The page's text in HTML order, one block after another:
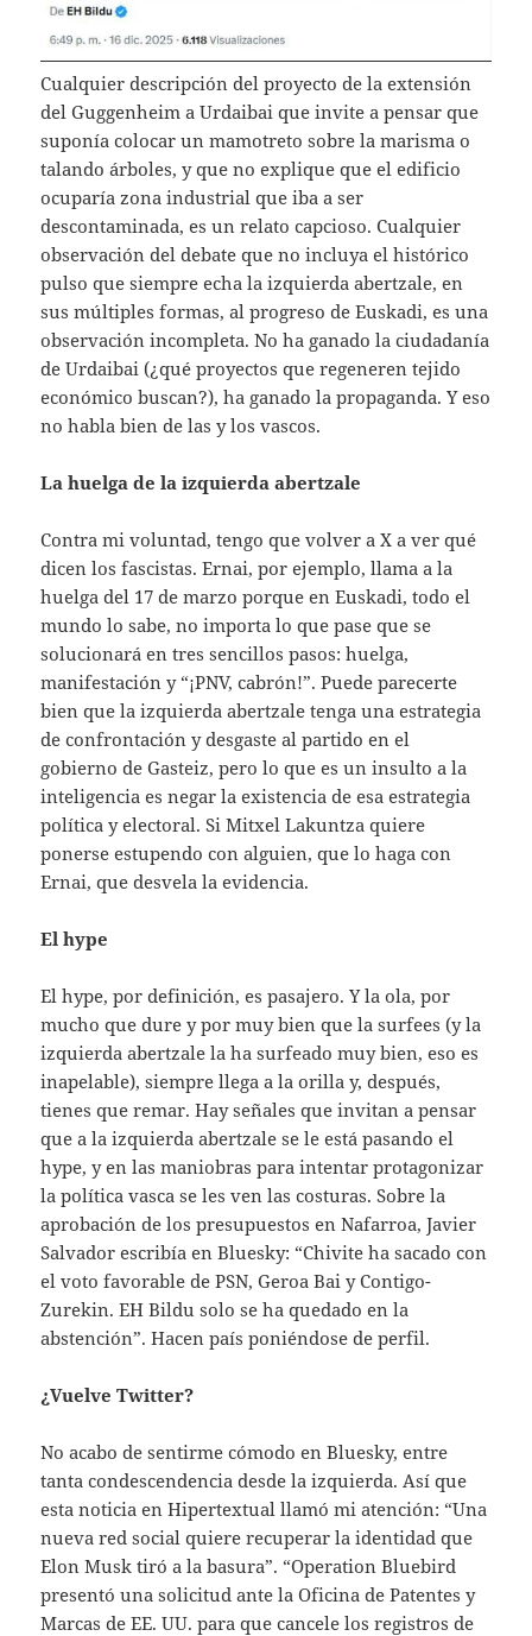
Cualquier descripción del proyecto de la extensión
del Guggenheim a Urdaibai que invite a pensar que
suponía colocar un mamotreto sobre la marisma o
talando árboles, y que no explique que el edificio
ocuparía zona industrial que iba a ser
descontaminada, es un relato capcioso. Cualquier
observación del debate que no incluya el histórico
pulso que siempre echa la izquierda abertzale, en
sus múltiples formas, al progreso de Euskadi, es una
observación incompleta. No ha ganado la ciudadanía
de Urdaibai (¿qué proyectos que regeneren tejido
económico buscan?), ha ganado la propaganda. Y eso
no habla bien de las y los vascos.
La huelga de la izquierda abertzale
Contra mi voluntad, tengo que volver a X a ver qué
dicen los fascistas. Ernai, por ejemplo, llama a la
huelga del 17 de marzo porque en Euskadi, todo el
mundo lo sabe, no importa lo que pase que se
solucionará en tres sencillos pasos: huelga,
manifestación y “¡PNV, cabrón!”. Puede parecerte
bien que la izquierda abertzale tenga una estrategia
de confrontación y desgaste al partido en el
gobierno de Gasteiz, pero lo que es un insulto a la
inteligencia es negar la existencia de esa estrategia
política y electoral. Si Mitxel Lakuntza quiere
ponerse estupendo con alguien, que lo haga con
Ernai, que desvela la evidencia.
El hype
El hype, por definición, es pasajero. Y la ola, por
mucho que dure y por muy bien que la surfees (y la
izquierda abertzale la ha surfeado muy bien, eso es
inapelable), siempre llega a la orilla y, después,
tienes que remar. Hay señales que invitan a pensar
que a la izquierda abertzale se le está pasando el
hype, y en las maniobras para intentar protagonizar
la política vasca se les ven las costuras. Sobre la
aprobación de los presupuestos en Nafarroa, Javier
Salvador escribía en Bluesky: “Chivite ha sacado con
el voto favorable de PSN, Geroa Bai y Contigo-
Zurekin. EH Bildu solo se ha quedado en la
abstención”. Hacen país poniéndose de perfil.
¿Vuelve Twitter?
No acabo de sentirme cómodo en Bluesky, entre
tanta condescendencia desde la izquierda. Así que
esta noticia en Hipertextual llamó mi atención: “Una
nueva red social quiere recuperar la identidad que
Elon Musk tiró a la basura”. “Operation Bluebird
presentó una solicitud ante la Oficina de Patentes y
Marcas de EE. UU. para que cancele los registros de